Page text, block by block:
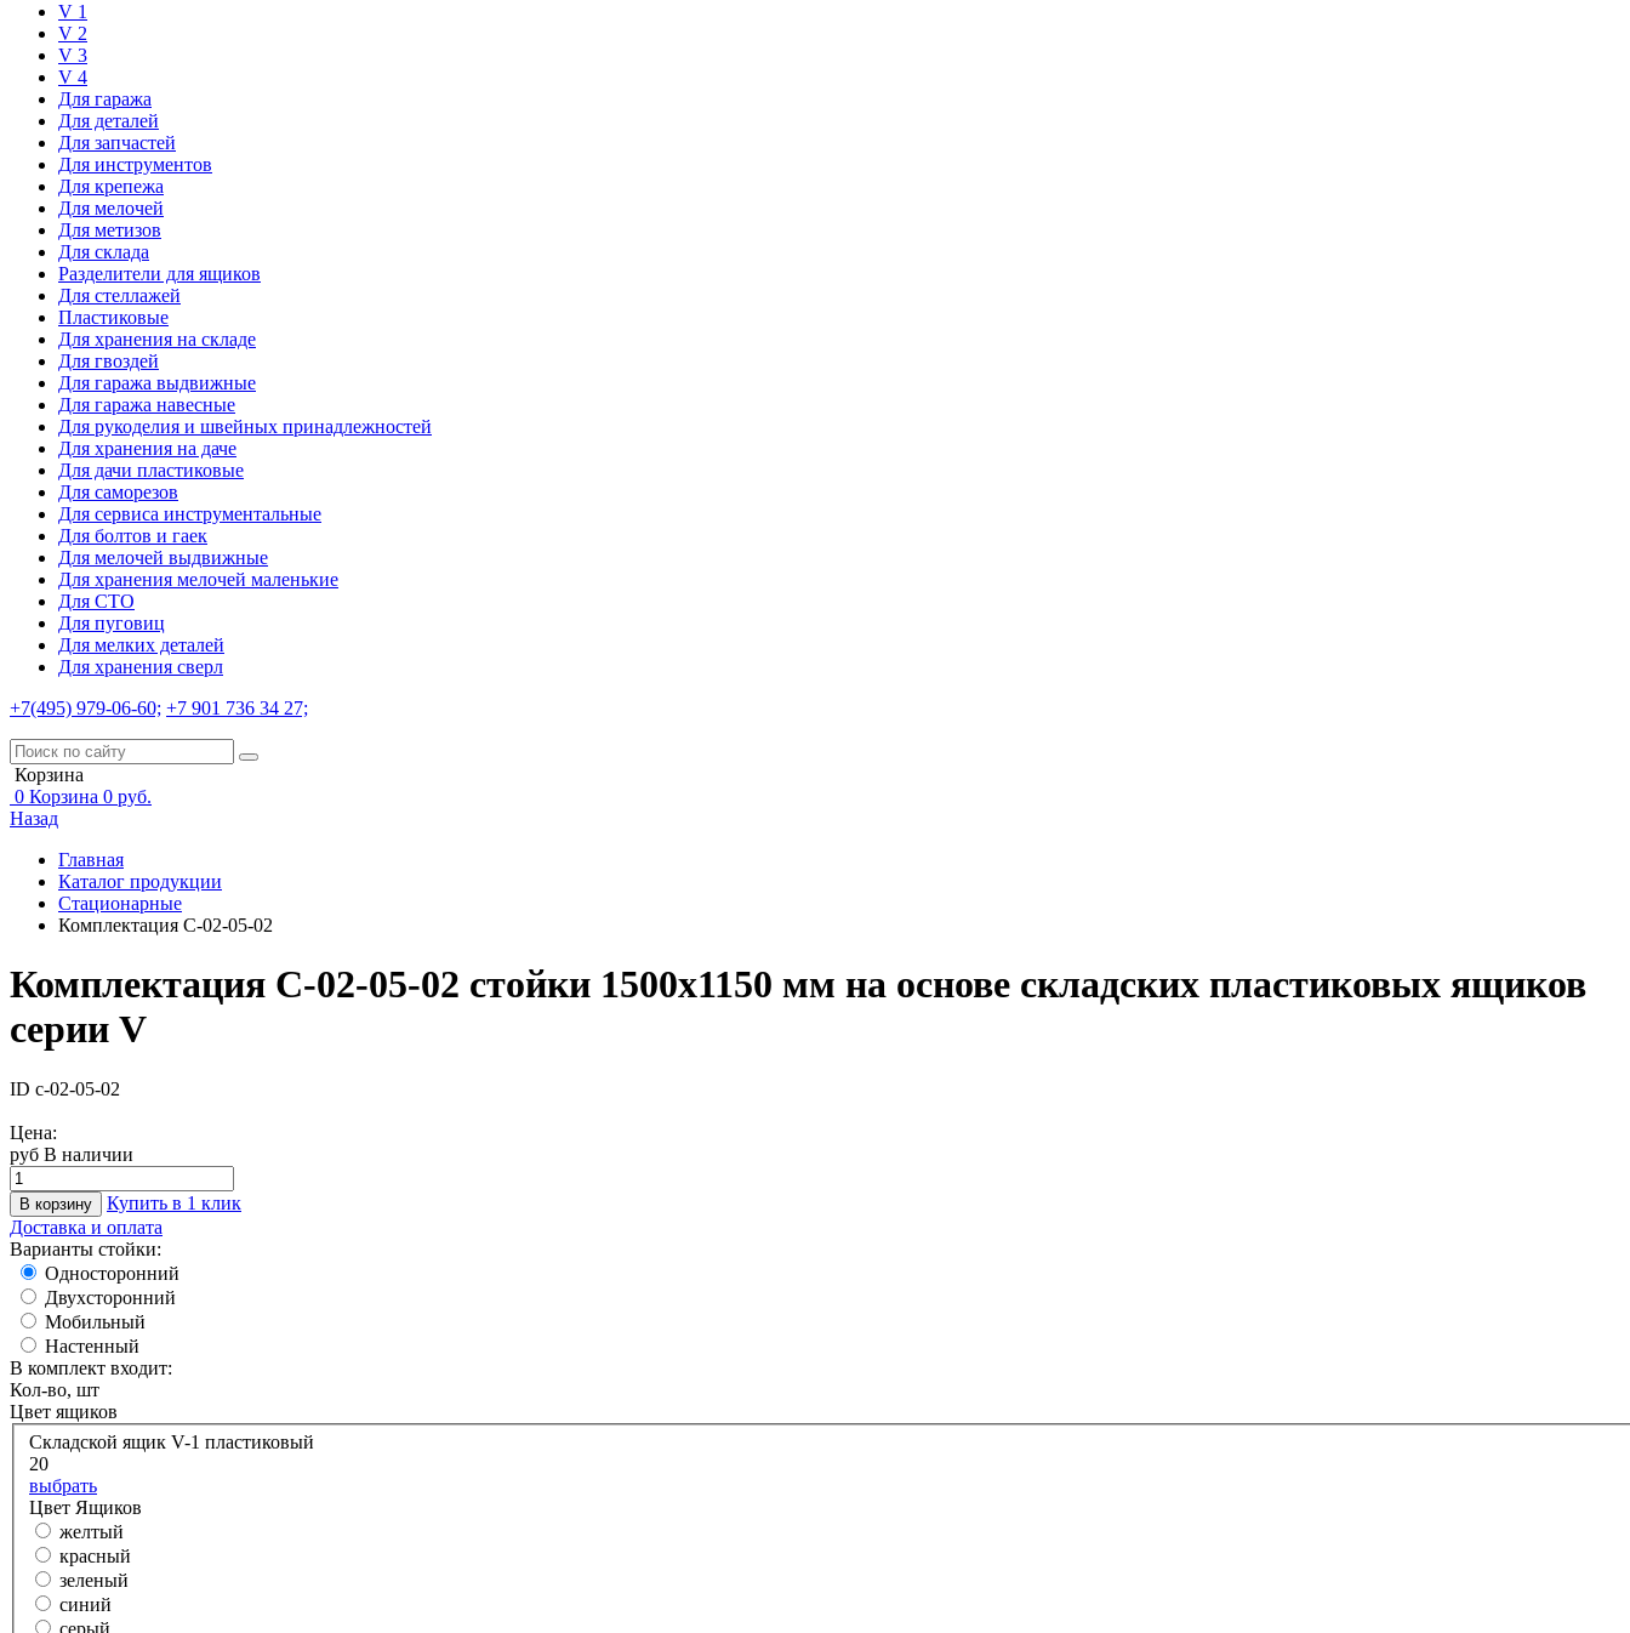
V 1
V 2
V 3
V 4
Для гаража
Для деталей
Для запчастей
Для инструментов
Для крепежа
Для мелочей
Для метизов
Для склада
Разделители для ящиков
Для стеллажей
Пластиковые
Для хранения на складе
Для гвоздей
Для гаража выдвижные
Для гаража навесные
Для рукоделия и швейных принадлежностей
Для хранения на даче
Для дачи пластиковые
Для саморезов
Для сервиса инструментальные
Для болтов и гаек
Для мелочей выдвижные
Для хранения мелочей маленькие
Для СТО
Для пуговиц
Для мелких деталей
Для хранения сверл
+7(495) 979-06-60; +7 901 736 34 27;
Корзина
0 Корзина 0 руб.
Назад
Главная
Каталог продукции
Стационарные
Комплектация С-02-05-02
Комплектация С-02-05-02 стойки 1500х1150 мм на основе складских пластиковых ящиков
серии V
ID с-02-05-02
Цена:
руб В наличии
В корзину
Купить в 1 клик
Доставка и оплата
Варианты стойки:
Односторонний
Двухсторонний
Мобильный
Настенный
В комплект входит:
Кол-во, шт
Цвет ящиков
Складской ящик V-1 пластиковый
20
выбрать
Цвет Ящиков
желтый
красный
зеленый
синий